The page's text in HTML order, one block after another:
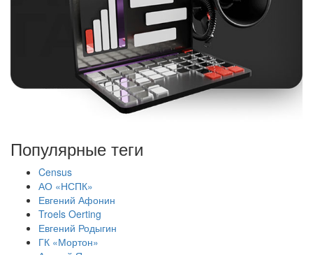
Популярные теги
Census
АО «НСПК»
Евгений Афонин
Troels Oerting
Евгений Родыгин
ГК «Мортон»